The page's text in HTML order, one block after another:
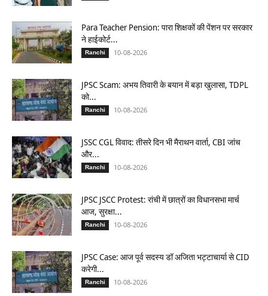
Para Teacher Pension: पारा शिक्षकों की पेंशन पर सरकार
ने हाईकोर्ट...
Ranchi 10-08-2026
JPSC Scam: अभय तिवारी के बयान में बड़ा खुलासा, TDPL
को...
Ranchi 10-08-2026
JSSC CGL विवाद: तीसरे दिन भी मैराथन वार्ता, CBI जांच
और...
Ranchi 10-08-2026
JPSC JSCC Protest: रांची में छात्रों का विधानसभा मार्च
आज, सुरक्षा...
Ranchi 10-08-2026
JPSC Case: आज पूर्व सदस्य डॉ अजिता भट्टाचार्या से CID
करेगी...
Ranchi 10-08-2026